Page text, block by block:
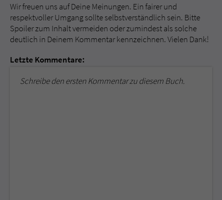
Wir freuen uns auf Deine Meinungen. Ein fairer und
respektvoller Umgang sollte selbstverständlich sein. Bitte
Spoiler zum Inhalt vermeiden oder zumindest als solche
deutlich in Deinem Kommentar kennzeichnen. Vielen Dank!
Letzte Kommentare:
Schreibe den ersten Kommentar zu diesem Buch.